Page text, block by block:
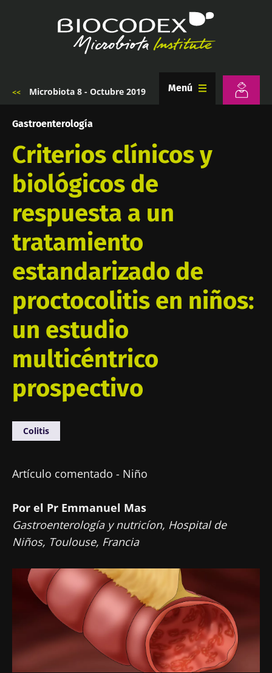
de
a
la
navegación
Microbiota 8 - Octubre 2019 Menú
Gastroenterología
Criterios clínicos y
biológicos de
respuesta a un
tratamiento
estandarizado de
proctocolitis en niños:
un estudio
multicéntrico
prospectivo
Colitis
Artículo comentado - Niño
Por el Pr Emmanuel Mas
Gastroenterología y nutricíon, Hospital de
Niños, Toulouse, Francia